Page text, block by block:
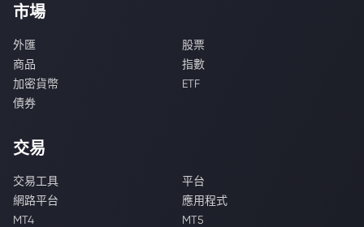
市場
外匯
股票
商品
指數
加密貨幣
ETF
債券
交易
交易工具
平台
網路平台
應用程式
MT4
MT5